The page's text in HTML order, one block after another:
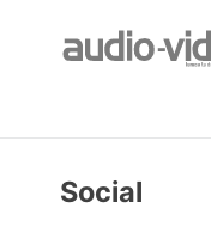
Social